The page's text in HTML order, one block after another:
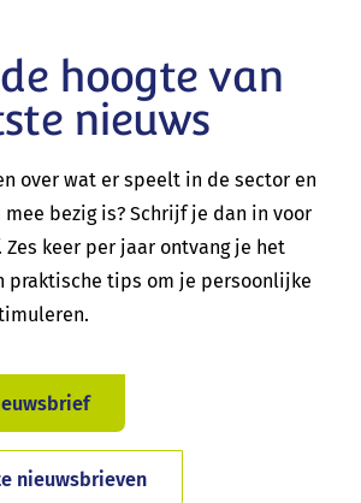
hoogte van
nieuws
over wat er speelt in de sector en
bezig is? Schrijf je dan in voor
Zes keer per jaar ontvang je het
praktische tips om je persoonlijke
nieuwsbrieven